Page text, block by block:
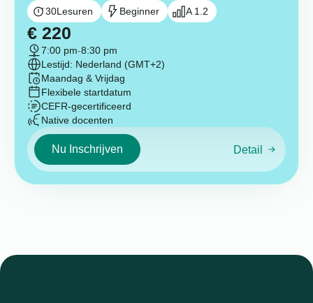
30Lesuren Beginner A 1.2
€ 220
7:00 pm-8:30 pm
Lestijd: Nederland (GMT+2)
Maandag & Vrijdag
Flexibele startdatum
CEFR-gecertificeerd
Native docenten
Nu Inschrijven Detail